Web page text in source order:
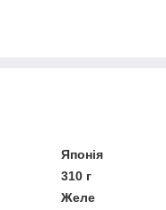
Японія
310 г
Желе